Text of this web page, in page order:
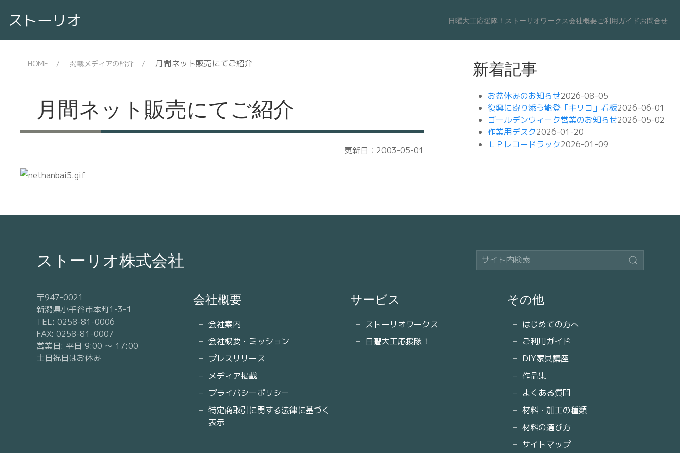
ストーリオ 日曜大工応援隊！ ストーリオワークス会社概要ご利用ガイドお問合せ
HOME 掲載メディアの紹介 月間ネット販売にてご紹介
月間ネット販売にてご紹介
更新日：2003-05-01
新着記事
お盆休みのお知らせ2026-08-05
復興に寄り添う能登「キリコ」看板2026-06-01
ゴールデンウィーク営業のお知らせ2026-05-02
作業用デスク2026-01-20
ＬＰレコードラック2026-01-09
ストーリオ株式会社
〒947-0021
新潟県小千谷市本町1-3-1
TEL: 0258-81-0006
FAX: 0258-81-0007
営業日: 平日 9:00 〜 17:00
土日祝日はお休み
会社概要
会社案内
会社概要・ミッション
プレスリリース
メディア掲載
プライバシーポリシー
特定商取引に関する法律に基づく
表示
サービス
ストーリオワークス
日曜大工応援隊！
その他
はじめての方へ
ご利用ガイド
DIY家具講座
作品集
よくある質問
材料・加工の種類
材料の選び方
サイトマップ